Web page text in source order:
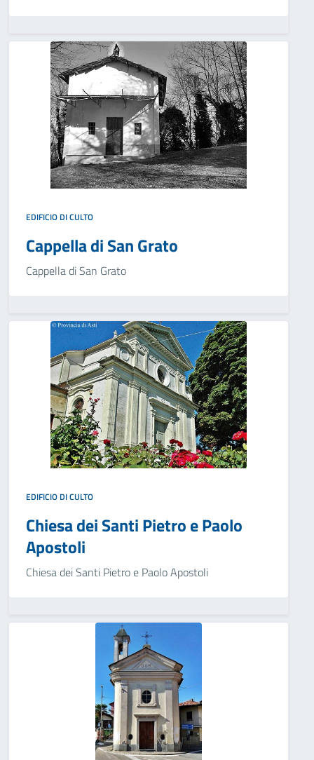
EDIFICIO DI CULTO
Cappella di San Grato
Cappella di San Grato
EDIFICIO DI CULTO
Chiesa dei Santi Pietro e Paolo
Apostoli
Chiesa dei Santi Pietro e Paolo Apostoli